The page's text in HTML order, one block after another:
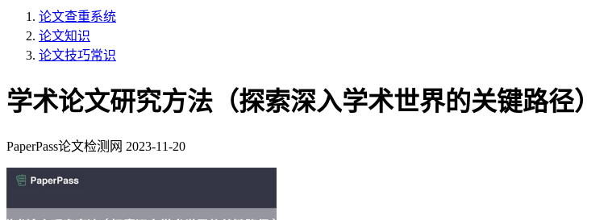
论文查重系统
论文知识
论文技巧常识
学术论文研究方法（探索深入学术世界的关键路径）
PaperPass论文检测网 2023-11-20